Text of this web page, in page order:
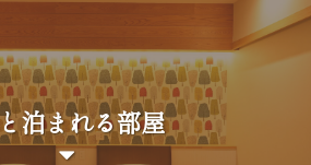
泊まれる部屋